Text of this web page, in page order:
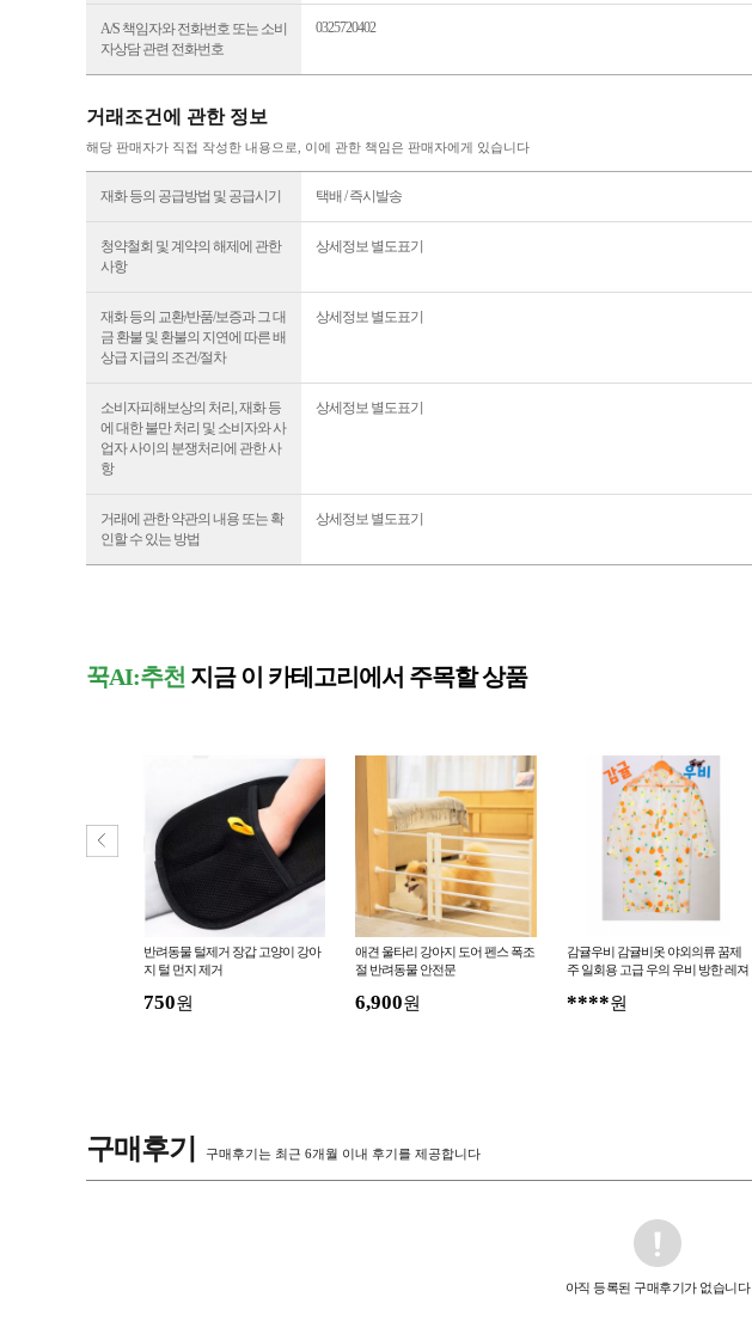
A/S 책임자와 전화번호 또는 소비
자상담 관련 전화번호
0325720402
거래조건에 관한 정보
해당 판매자가 직접 작성한 내용으로, 이에 관한 책임은 판매자에게 있습니다
재화 등의 공급방법 및 공급시기 택배 / 즉시발송
청약철회 및 계약의 해제에 관한
사항
상세정보 별도표기
재화 등의 교환/반품/보증과 그 대
금 환불 및 환불의 지연에 따른 배
상급 지급의 조건/절차
상세정보 별도표기
소비자피해보상의 처리, 재화 등
에 대한 불만 처리 및 소비자와 사
업자 사이의 분쟁처리에 관한 사
항
상세정보 별도표기
거래에 관한 약관의 내용 또는 확
인할 수 있는 방법
상세정보 별도표기
꾹AI:추천 지금 이 카테고리에서 주목할 상품
반려동물 털제거 장갑 고양이 강아
지 털 먼지 제거
750원
애견 울타리 강아지 도어 펜스 폭조
절 반려동물 안전문
6,900원
감귤우비 감귤비옷 야외의류 꿈제
주 일회용 고급 우의 우비 방한 레져
****원
구매후기 구매후기는 최근 6개월 이내 후기를 제공합니다
아직 등록된 구매후기가 없습니다